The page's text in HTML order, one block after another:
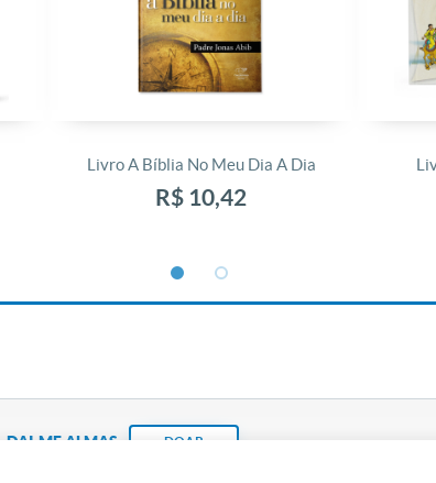
Livro A Bíblia No Meu Dia A Dia
R$ 10,42
DAI-ME ALMAS DOAR